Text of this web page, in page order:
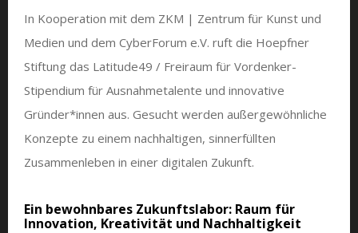
In Kooperation mit dem ZKM | Zentrum für Kunst und
Medien und dem CyberForum e.V. ruft die Hoepfner
Stiftung das Latitude49 / Freiraum für Vordenker-
Stipendium für Ausnahmetalente und innovative
Gründer*innen aus. Gesucht werden außergewöhnliche
Konzepte zu einem nachhaltigen, sinnerfüllten
Zusammenleben in einer digitalen Zukunft.
Ein bewohnbares Zukunftslabor: Raum für
Innovation, Kreativität und Nachhaltigkeit